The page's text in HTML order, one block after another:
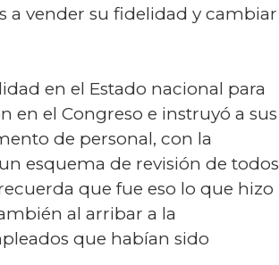
a vender su fidelidad y cambiar
en el Estado nacional para
en el Congreso e instruyó a sus
de personal, con la
esquema de revisión de todos
que fue eso lo que hizo
al arribar a la
que habían sido